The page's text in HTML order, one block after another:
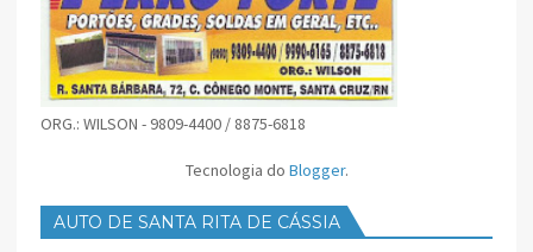
ORG.: WILSON - 9809-4400 / 8875-6818
Tecnologia do Blogger.
AUTO DE SANTA RITA DE CÁSSIA